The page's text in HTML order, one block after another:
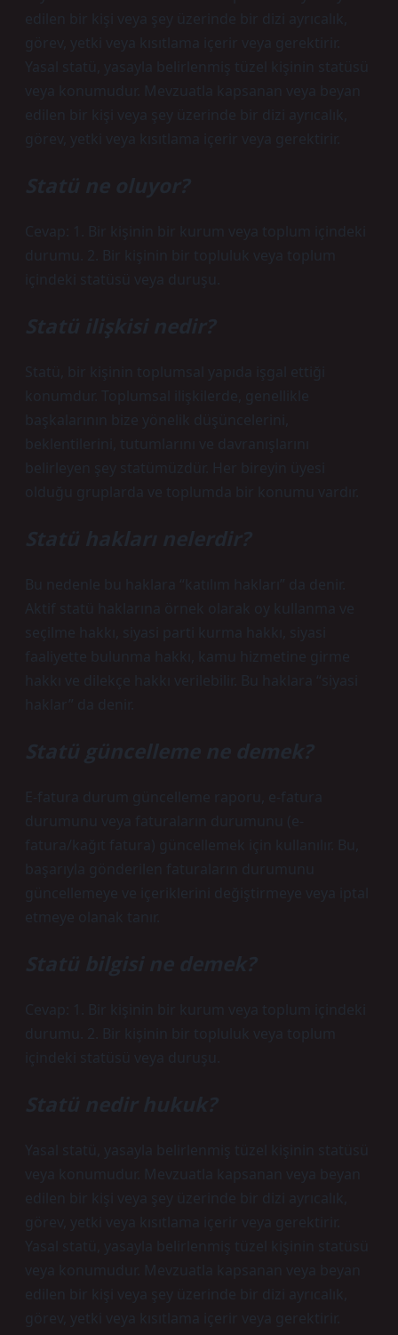
edilen bir kişi veya şey üzerinde bir dizi ayrıcalık,
görev, yetki veya kısıtlama içerir veya gerektirir.
Yasal statü, yasayla belirlenmiş tüzel kişinin statüsü
veya konumudur. Mevzuatla kapsanan veya beyan
edilen bir kişi veya şey üzerinde bir dizi ayrıcalık,
görev, yetki veya kısıtlama içerir veya gerektirir.
Statü ne oluyor?
Cevap: 1. Bir kişinin bir kurum veya toplum içindeki
durumu. 2. Bir kişinin bir topluluk veya toplum
içindeki statüsü veya duruşu.
Statü ilişkisi nedir?
Statü, bir kişinin toplumsal yapıda işgal ettiği
konumdur. Toplumsal ilişkilerde, genellikle
başkalarının bize yönelik düşüncelerini,
beklentilerini, tutumlarını ve davranışlarını
belirleyen şey statümüzdür. Her bireyin üyesi
olduğu gruplarda ve toplumda bir konumu vardır.
Statü hakları nelerdir?
Bu nedenle bu haklara “katılım hakları” da denir.
Aktif statü haklarına örnek olarak oy kullanma ve
seçilme hakkı, siyasi parti kurma hakkı, siyasi
faaliyette bulunma hakkı, kamu hizmetine girme
hakkı ve dilekçe hakkı verilebilir. Bu haklara “siyasi
haklar” da denir.
Statü güncelleme ne demek?
E-fatura durum güncelleme raporu, e-fatura
durumunu veya faturaların durumunu (e-
fatura/kağıt fatura) güncellemek için kullanılır. Bu,
başarıyla gönderilen faturaların durumunu
güncellemeye ve içeriklerini değiştirmeye veya iptal
etmeye olanak tanır.
Statü bilgisi ne demek?
Cevap: 1. Bir kişinin bir kurum veya toplum içindeki
durumu. 2. Bir kişinin bir topluluk veya toplum
içindeki statüsü veya duruşu.
Statü nedir hukuk?
Yasal statü, yasayla belirlenmiş tüzel kişinin statüsü
veya konumudur. Mevzuatla kapsanan veya beyan
edilen bir kişi veya şey üzerinde bir dizi ayrıcalık,
görev, yetki veya kısıtlama içerir veya gerektirir.
Yasal statü, yasayla belirlenmiş tüzel kişinin statüsü
veya konumudur. Mevzuatla kapsanan veya beyan
edilen bir kişi veya şey üzerinde bir dizi ayrıcalık,
görev, yetki veya kısıtlama içerir veya gerektirir.